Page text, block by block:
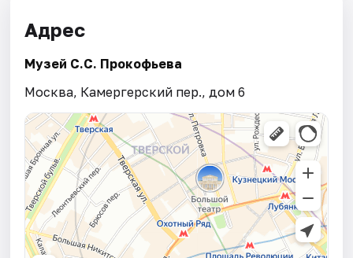
Адрес
Музей С.С. Прокофьева
Москва, Камергерский пер., дом 6